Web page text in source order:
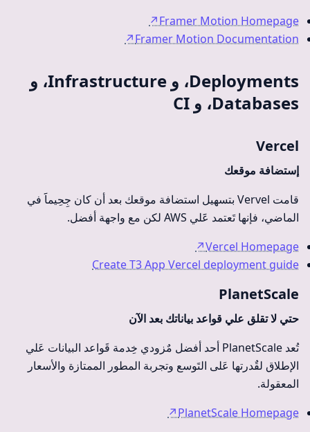
Framer Motion Homepage
↗
Framer Motion Documentation
↗
Deployments، و Infrastructure، و
Databases، و CI
Vercel
إستضافة موقعك
قامت Vervel بتسهيل استضافة موقعك بعد أن كان جِحِيماََ في
الماضي، فإنها تَعتمد عََلي AWS لكن مع واجهة أفضل.
Vercel Homepage
↗
Create T3 App Vercel deployment guide
PlanetScale
حتي لا تقلق علي قواعد بياناتك بعد الآن
تُعد PlanetScale أحد أفضل مٌزودي خِدمة قَواعد البيانات عَلي
الإطلاق لقٌدرتها عَلى التَوسع وتجربة المطور الممتازة والأسعار
المعقولة.
PlanetScale Homepage
↗